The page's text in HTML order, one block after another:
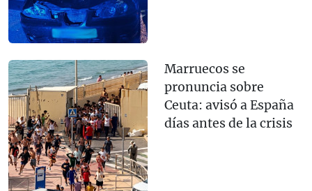
Marruecos se
pronuncia sobre
Ceuta: avisó a España
días antes de la crisis